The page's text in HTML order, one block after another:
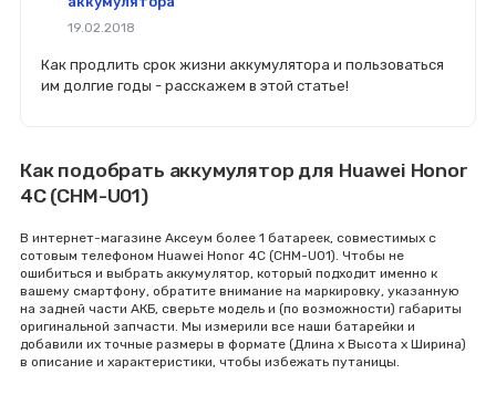
19.02.2018
Как продлить срок жизни аккумулятора и пользоваться
им долгие годы - расскажем в этой статье!
Как подобрать аккумулятор для Huawei Honor
4C (CHM-U01)
В интернет-магазине Аксеум более 1 батареек, совместимых с
сотовым телефоном Huawei Honor 4C (CHM-U01). Чтобы не
ошибиться и выбрать аккумулятор, который подходит именно к
вашему смартфону, обратите внимание на маркировку, указанную
на задней части АКБ, сверьте модель и (по возможности) габариты
оригинальной запчасти. Мы измерили все наши батарейки и
добавили их точные размеры в формате (Длина x Высота x Ширина)
в описание и характеристики, чтобы избежать путаницы.